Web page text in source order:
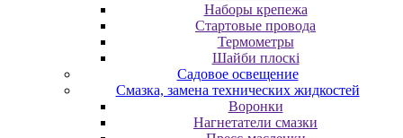
Наборы крепежа
Стартовые провода
Термометры
Шайби плоскі
Садовое освещение
Смазка, замена технических жидкостей
Воронки
Нагнетатели смазки